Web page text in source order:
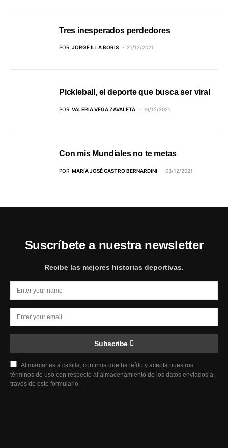
Tres inesperados perdedores
POR JORGE ILLA BORIS 21/12/2021
Pickleball, el deporte que busca ser viral
POR VALERIA VEGA ZAVALETA 16/12/2021
Con mis Mundiales no te metas
POR MARÍA JOSÉ CASTRO BERNARDINI 03/12/2021
Suscríbete a nuestra newsletter
Recibe las mejores historias deportivas.
Subscribe
Al marcar esta casilla, confirma que ha leído y acepta nuestros
términos de uso con respecto al almacenamiento de los datos enviados a
través de este formulario.